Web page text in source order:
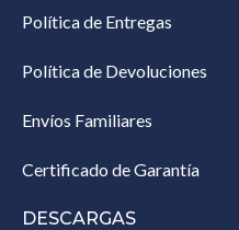
Política de Entregas
Política de Devoluciones
Envíos Familiares
Certificado de Garantía
DESCARGAS